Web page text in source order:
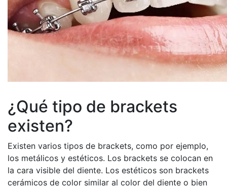
¿Qué tipo de brackets
existen?
Existen varios tipos de brackets, como por ejemplo,
los metálicos y estéticos. Los brackets se colocan en
la cara visible del diente. Los estéticos son brackets
cerámicos de color similar al color del diente o bien